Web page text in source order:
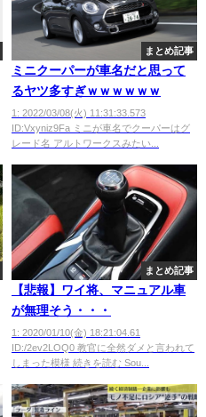
まとめ記事
ミニクーパーが車名だと思って
るヤツ多すぎｗｗｗｗｗｗ
1: 2022/03/08(火) 11:31:33.573
ID:Vxyniz9Fa ミニが車名でクーパーはグ
レード名 アルトワークスみたい...
まとめ記事
【悲報】ワイ将、マニュアル車
が無理そう・・・
1: 2020/01/10(金) 18:21:04.61
ID:/2ev2LOQ0 教官に全然ダメと言われて
しまった模様 続きを読む Sou...